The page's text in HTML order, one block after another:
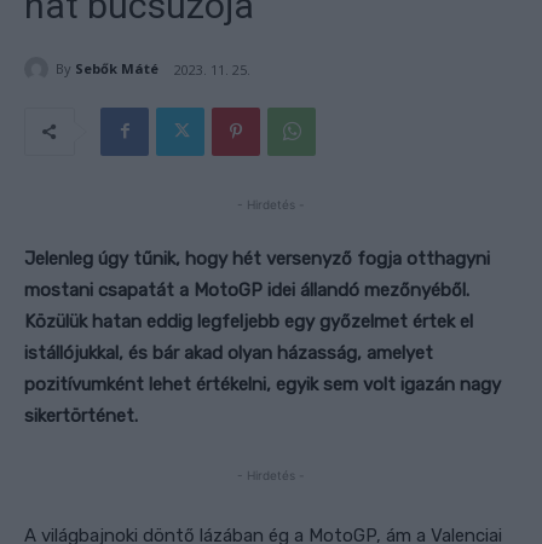
By Sebők Máté 2023. 11. 25.
- Hirdetés -
Jelenleg úgy tűnik, hogy hét versenyző fogja otthagyni
mostani csapatát a MotoGP idei állandó mezőnyéből.
Közülük hatan eddig legfeljebb egy győzelmet értek el
istállójukkal, és bár akad olyan házasság, amelyet
pozitívumként lehet értékelni, egyik sem volt igazán nagy
sikertörténet.
- Hirdetés -
A világbajnoki döntő lázában ég a MotoGP, ám a Valenciai